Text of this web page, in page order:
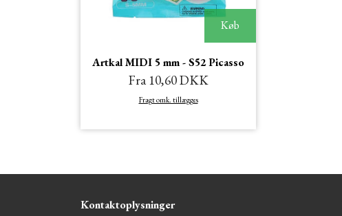
Køb
Artkal MIDI 5 mm - S52 Picasso
Fra 10,60 DKK
Fragt omk. tillægges
Kontaktoplysninger